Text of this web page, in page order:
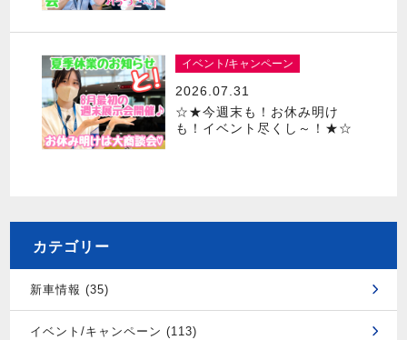
イベント/キャンペーン
2026.07.31
☆★今週末も！お休み明け
も！イベント尽くし～！★☆
カテゴリー
新車情報 (35)
イベント/キャンペーン (113)